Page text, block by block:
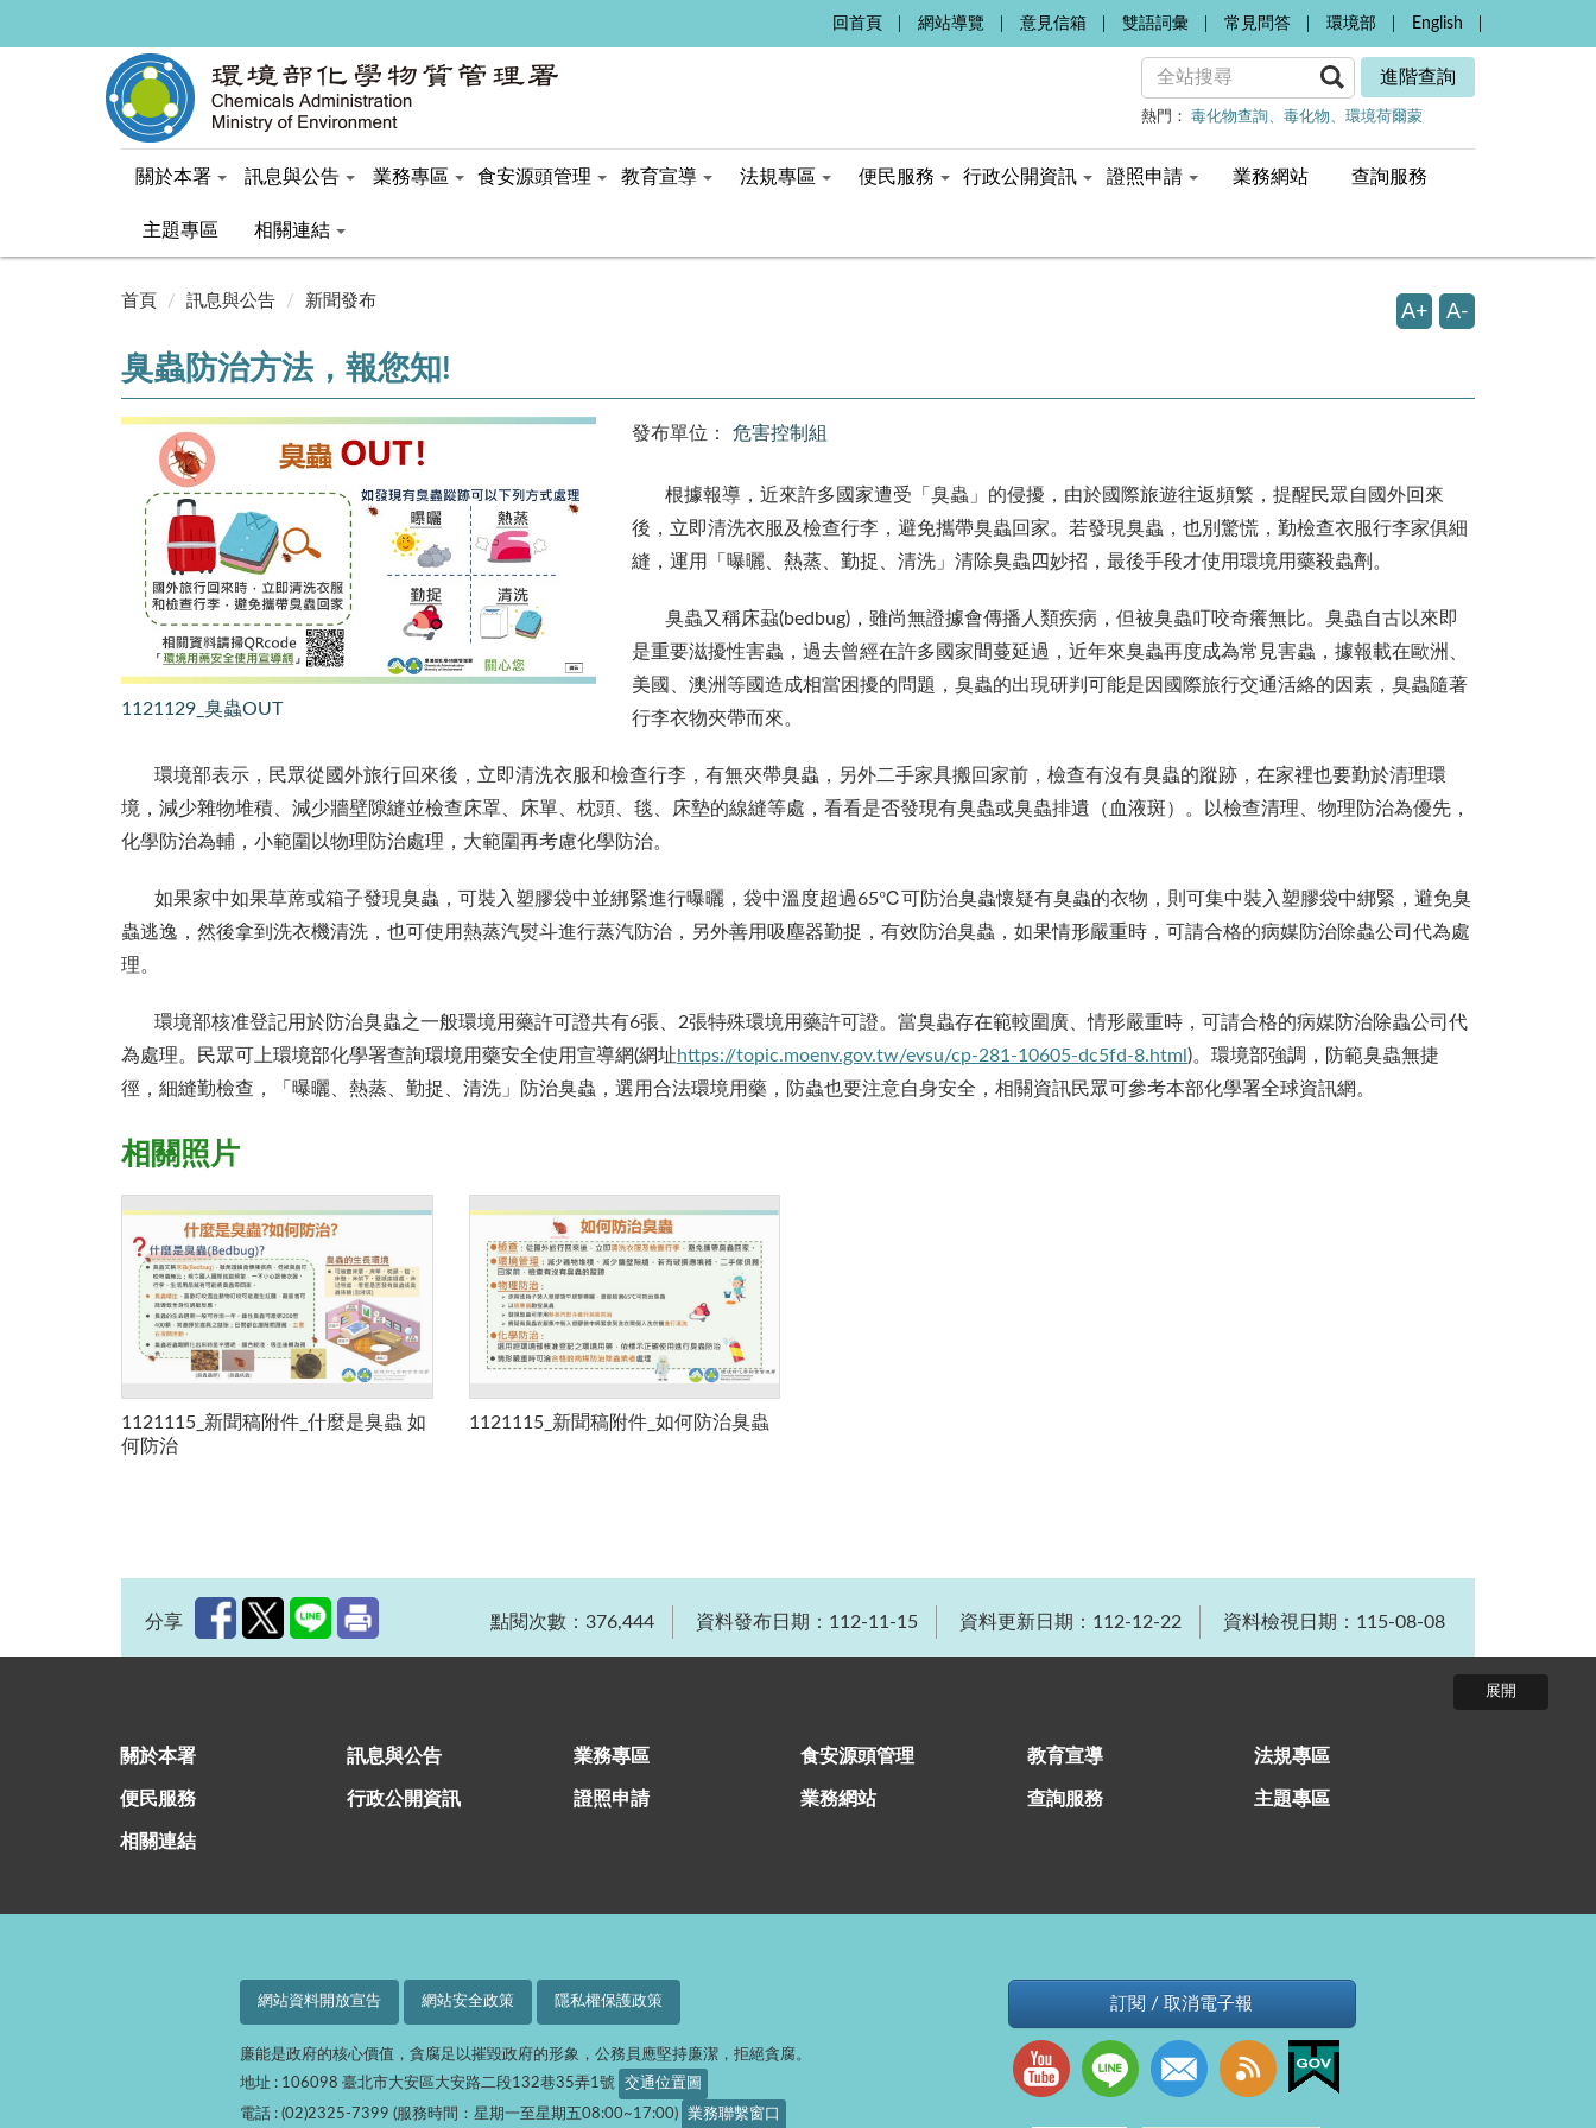
回首頁 網站導覽 意見信箱 雙語詞彙 常見問答 環境部 English
進階查詢
熱門： 毒化物查詢 毒化物 環境荷爾蒙
關於本署 訊息與公告 業務專區 食安源頭管理 教育宣導 法規專區 便民服務 行政公開資訊 證照申請 業務網站 查詢服務
主題專區 相關連結
首頁 訊息與公告 新聞發布
A+ A-
臭蟲防治方法，報您知!
發布單位： 危害控制組
1121129_臭蟲OUT
根據報導，近來許多國家遭受「臭蟲」的侵擾，由於國際旅遊往返頻繁，提醒民眾自國外回來
後，立即清洗衣服及檢查行李，避免攜帶臭蟲回家。若發現臭蟲，也別驚慌，勤檢查衣服行李家俱細
縫，運用「曝曬、熱蒸、勤捉、清洗」清除臭蟲四妙招，最後手段才使用環境用藥殺蟲劑。
臭蟲又稱床蝨(bedbug)，雖尚無證據會傳播人類疾病，但被臭蟲叮咬奇癢無比。臭蟲自古以來即
是重要滋擾性害蟲，過去曾經在許多國家間蔓延過，近年來臭蟲再度成為常見害蟲，據報載在歐洲、
美國、澳洲等國造成相當困擾的問題，臭蟲的出現研判可能是因國際旅行交通活絡的因素，臭蟲隨著
行李衣物夾帶而來。
環境部表示，民眾從國外旅行回來後，立即清洗衣服和檢查行李，有無夾帶臭蟲，另外二手家具搬回家前，檢查有沒有臭蟲的蹤跡，在家裡也要勤於清理環
境，減少雜物堆積、減少牆壁隙縫並檢查床罩、床單、枕頭、毯、床墊的線縫等處，看看是否發現有臭蟲或臭蟲排遺（血液斑）。以檢查清理、物理防治為優先，
化學防治為輔，小範圍以物理防治處理，大範圍再考慮化學防治。
如果家中如果草蓆或箱子發現臭蟲，可裝入塑膠袋中並綁緊進行曝曬，袋中溫度超過65℃可防治臭蟲懷疑有臭蟲的衣物，則可集中裝入塑膠袋中綁緊，避免臭
蟲逃逸，然後拿到洗衣機清洗，也可使用熱蒸汽熨斗進行蒸汽防治，另外善用吸塵器勤捉，有效防治臭蟲，如果情形嚴重時，可請合格的病媒防治除蟲公司代為處
理。
環境部核准登記用於防治臭蟲之一般環境用藥許可證共有6張、2張特殊環境用藥許可證。當臭蟲存在範較圍廣、情形嚴重時，可請合格的病媒防治除蟲公司代
為處理。民眾可上環境部化學署查詢環境用藥安全使用宣導網(網址https://topic.moenv.gov.tw/evsu/cp-281-10605-dc5fd-8.html )。環境部強調，防範臭蟲無捷
徑，細縫勤檢查，「曝曬、熱蒸、勤捉、清洗」防治臭蟲，選用合法環境用藥，防蟲也要注意自身安全，相關資訊民眾可參考本部化學署全球資訊網。
相關照片
1121115_新聞稿附件_什麼是臭蟲 如
何防治
1121115_新聞稿附件_如何防治臭蟲
分享 點閱次數：376,444 資料發布日期：112-11-15 資料更新日期：112-12-22 資料檢視日期：115-08-08
關於本署 訊息與公告 業務專區 食安源頭管理 教育宣導 法規專區
便民服務 行政公開資訊 證照申請 業務網站 查詢服務 主題專區
相關連結
網站資料開放宣告 網站安全政策 隱私權保護政策
廉能是政府的核心價值，貪腐足以摧毀政府的形象，公務員應堅持廉潔，拒絕貪腐。
地址 : 106098 臺北市大安區大安路二段132巷35弄1號
交通位置圖
電話 : (02)2325-7399 (服務時間：星期一至星期五08:00~17:00)
業務聯繫窗口
訂閱 / 取消電子報